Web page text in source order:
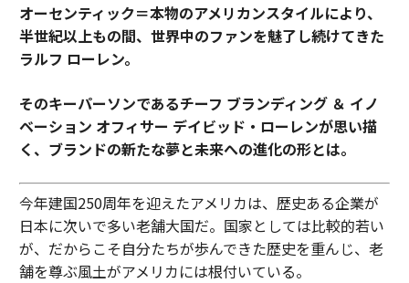
オーセンティック＝本物のアメリカンスタイルにより、
半世紀以上もの間、世界中のファンを魅了し続けてきた
ラルフ ローレン。
そのキーパーソンであるチーフ ブランディング ＆ イノ
ベーション オフィサー デイビッド・ローレンが思い描
く、ブランドの新たな夢と未来への進化の形とは。
今年建国250周年を迎えたアメリカは、歴史ある企業が
日本に次いで多い老舗大国だ。国家としては比較的若い
が、だからこそ自分たちが歩んできた歴史を重んじ、老
舗を尊ぶ風土がアメリカには根付いている。